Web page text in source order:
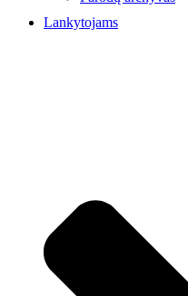
Lankytojams